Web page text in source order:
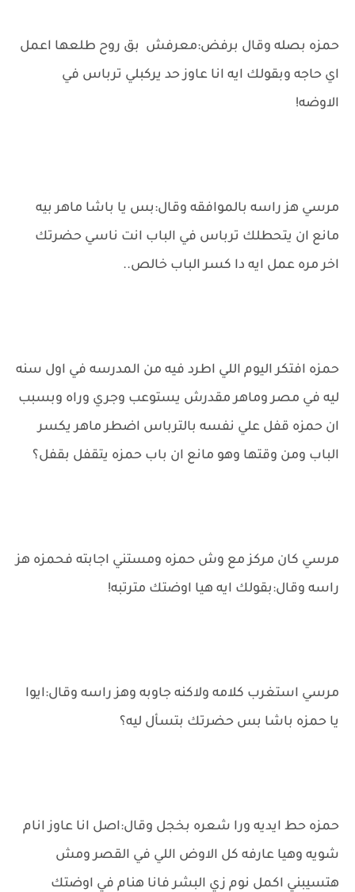
حمزه بصله وقال برفض:معرفش بق روح طلعها اعمل
اي حاجه وبقولك ايه انا عاوز حد يركبلي ترباس في
الاوضه!
مرسي هز راسه بالموافقه وقال:بس يا باشا ماهر بيه
مانع ان يتحطلك ترباس في الباب انت ناسي حضرتك
اخر مره عمل ايه دا كسر الباب خالص..
حمزه افتكر اليوم اللي اطرد فيه من المدرسه في اول سنه
ليه في مصر وماهر مقدرش يستوعب وجري وراه وبسبب
ان حمزه قفل علي نفسه بالترباس اضطر ماهر يكسر
الباب ومن وقتها وهو مانع ان باب حمزه يتقفل بقفل؟
مرسي كان مركز مع وش حمزه ومستني اجابته فحمزه هز
راسه وقال:بقولك ايه هيا اوضتك مترتبه!
مرسي استغرب كلامه ولاكنه جاوبه وهز راسه وقال:ايوا
يا حمزه باشا بس حضرتك بتسأل ليه؟
حمزه حط ايديه ورا شعره بخجل وقال:اصل انا عاوز انام
شويه وهيا عارفه كل الاوض اللي في القصر ومش
هتسيبني اكمل نوم زي البشر فانا هنام في اوضتك